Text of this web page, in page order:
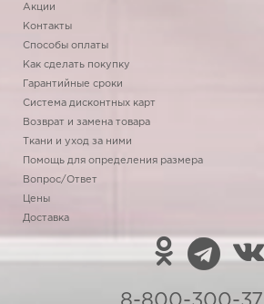
Акции
Контакты
Способы оплаты
Как сделать покупку
Гарантийные сроки
Система дисконтных карт
Возврат и замена товара
Ткани и уход за ними
Помощь для определения размера
Вопрос/Ответ
Цены
Доставка